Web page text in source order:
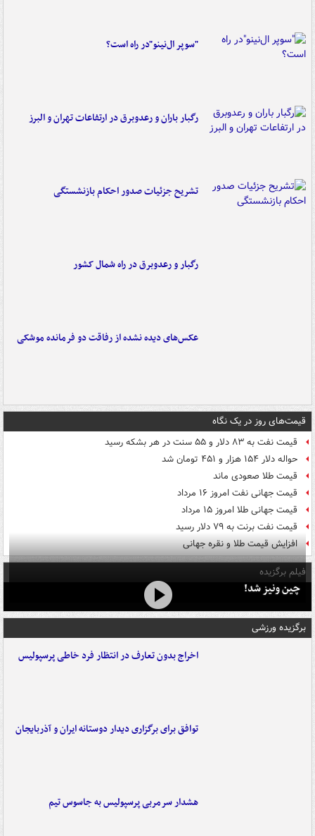
"سوپر ال‌نینو"در راه است؟
رگبار باران و رعدوبرق در ارتفاعات تهران و البرز
تشریح جزئیات صدور احکام بازنشستگی
رگبار و رعدوبرق در راه شمال کشور
عکس‌های دیده نشده از رفاقت دو فرمانده‌ موشکی
قیمت‌های روز در یک نگاه
قیمت نفت به ۸۳ دلار و ۵۵ سنت در هر بشکه رسید
حواله دلار ۱۵۴ هزار و ۴۵۱ تومان شد
قیمت طلا صعودی ماند
قیمت جهانی نفت امروز ۱۶ مرداد
قیمت جهانی طلا امروز ۱۵ مرداد
قیمت نفت برنت به ۷۹ دلار رسید
افزایش قیمت طلا و نقره جهانی
فیلم برگزیده
چین ونیز شد!
برگزیده ورزشی
اخراج بدون تعارف در انتظار فرد خاطی پرسپولیس
توافق برای برگزاری دیدار دوستانه ایران و آذربایجان
هشدار سرمربی پرسپولیس به جاسوس تیم